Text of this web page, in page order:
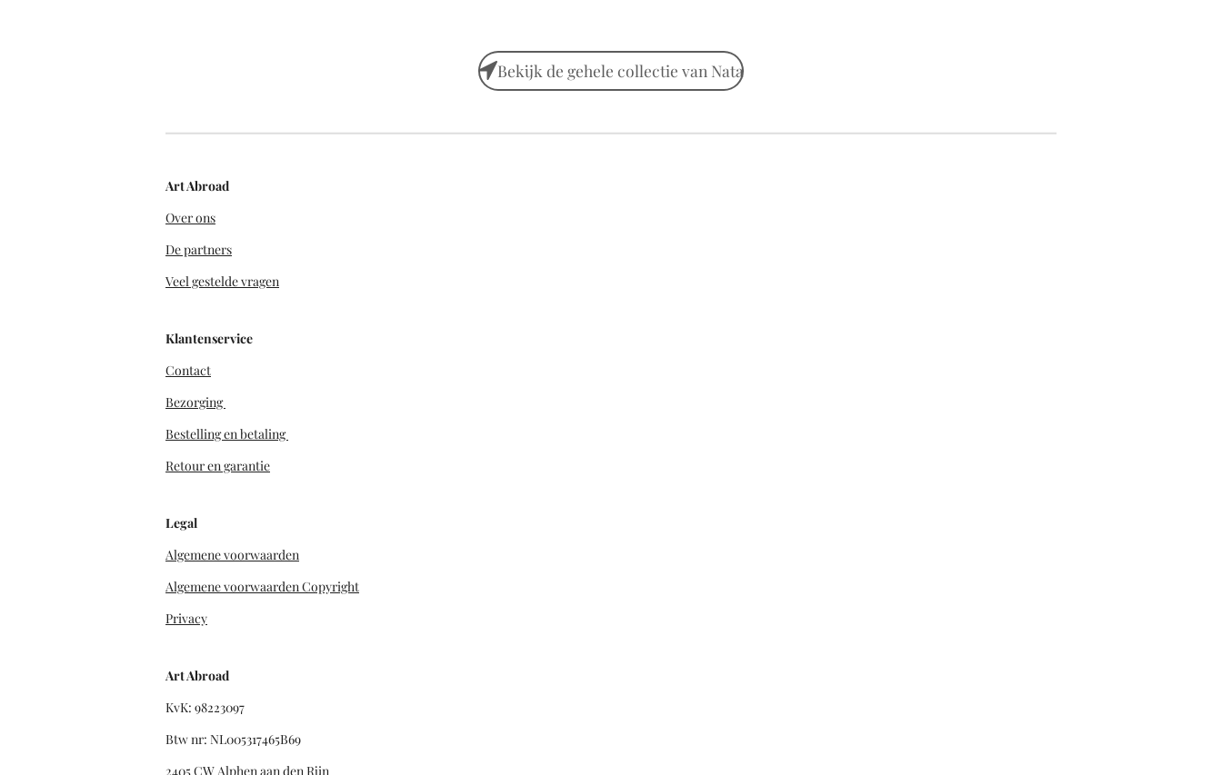
Bekijk de gehele collectie van Nata
Art Abroad
Over ons
De partners
Veel gestelde vragen
Klantenservice
Contact
Bezorging
Bestelling en betaling
Retour en garantie
Legal
Algemene voorwaarden
Algemene voorwaarden Copyright
Privacy
Art Abroad
KvK: 98223097
Btw nr: NL005317465B69
2405 CW Alphen aan den Rijn